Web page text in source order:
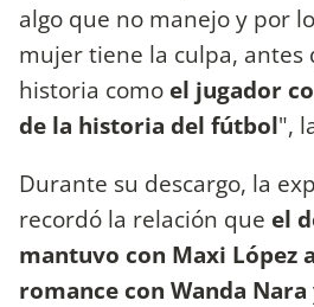
algo que no manejo y por
mujer tiene la culpa, antes
historia como el jugador
de la historia del fútbol",
Durante su descargo, la
recordó la relación que el
mantuvo con Maxi López
romance con Wanda Nara